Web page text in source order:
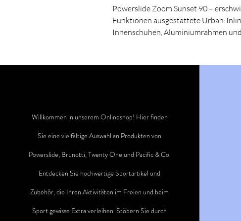
Powerslide Zoom Sunset 90 –
Funktionen ausgestattete Urban-
Innenschuhen, Aluminiumrahmen
Willkommen in unserem Onlineshop! Hier finden
Sie eine vielfältige Auswahl an Produkten von
Powerslide, Brunotti, Twenty One und Pacific & Co.
Entdecken Sie hochwertige Sportartikel und
Zubehör, die Ihren Aktivitäten im Freien und beim
Sport gewisse Extra verleihen. Stöbern Sie durch